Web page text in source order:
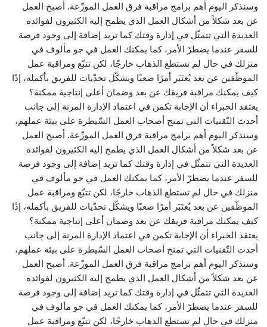
وسنذكر اليوم أهم برامج مراقبة فرق العمل الموزّعة. أصبح العمل
عن بعد شكلاً من أشكال العمل الذي يطمح إليه الكثيرون لفوائده
العديدة التي تتمثّل في إدارة وقتك كما تريد إضافة إلى وجود فرصة
للسفر عندما يضطرّ الأمر، كما يمكنك العمل في جو مألوف في
منزلك في حال لم تستطع الذهاب خارجًا، لكن تتبّع ومراقبة عمل
الموظّفين عن بعد يُعتَبَر أمرًا صعبًا ويشكّل تحدّيات للفريق بأكمله، إذًا
كيف يمكنك مراقبة فريقك عن بعد وضمان أعلى إنتاجية ممكنة؟
يعتقد الخبراء أن الإجابة تكمن في اعتماد الإدارة المرنة إلى جانب
أحدث التّقنيات التي تمنح أصحاب العمل السّيطرة على بيئة عملهم،
وسنذكر اليوم أهم برامج مراقبة فرق العمل الموزّعة. أصبح العمل
عن بعد شكلاً من أشكال العمل الذي يطمح إليه الكثيرون لفوائده
العديدة التي تتمثّل في إدارة وقتك كما تريد إضافة إلى وجود فرصة
للسفر عندما يضطرّ الأمر، كما يمكنك العمل في جو مألوف في
منزلك في حال لم تستطع الذهاب خارجًا، لكن تتبّع ومراقبة عمل
الموظّفين عن بعد يُعتَبَر أمرًا صعبًا ويشكّل تحدّيات للفريق بأكمله، إذًا
كيف يمكنك مراقبة فريقك عن بعد وضمان أعلى إنتاجية ممكنة؟
يعتقد الخبراء أن الإجابة تكمن في اعتماد الإدارة المرنة إلى جانب
أحدث التّقنيات التي تمنح أصحاب العمل السّيطرة على بيئة عملهم،
وسنذكر اليوم أهم برامج مراقبة فرق العمل الموزّعة. أصبح العمل
عن بعد شكلاً من أشكال العمل الذي يطمح إليه الكثيرون لفوائده
العديدة التي تتمثّل في إدارة وقتك كما تريد إضافة إلى وجود فرصة
للسفر عندما يضطرّ الأمر، كما يمكنك العمل في جو مألوف في
منزلك في حال لم تستطع الذهاب خارجًا، لكن تتبّع ومراقبة عمل